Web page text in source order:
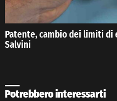
Patente, cambio dei limiti di
Salvini
Potrebbero interessarti